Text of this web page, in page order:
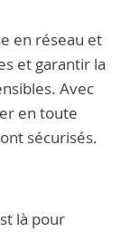
en réseau et
et garantir la
Avec
en toute
sécurisés.
là pour